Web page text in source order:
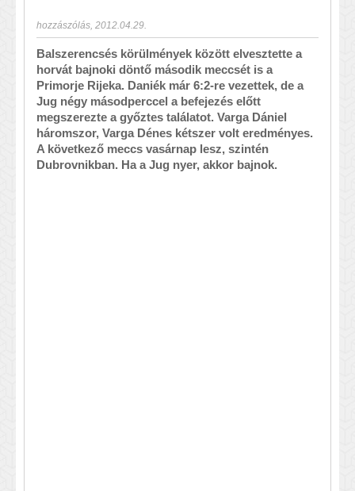
hozzászólás 2012.04.29.
Balszerencsés körülmények között elvesztette a
horvát bajnoki döntő második meccsét is a
Primorje Rijeka. Daniék már 6:2-re vezettek, de a
Jug négy másodperccel a befejezés előtt
megszerezte a győztes találatot. Varga Dániel
háromszor, Varga Dénes kétszer volt eredményes.
A következő meccs vasárnap lesz, szintén
Dubrovnikban. Ha a Jug nyer, akkor bajnok.